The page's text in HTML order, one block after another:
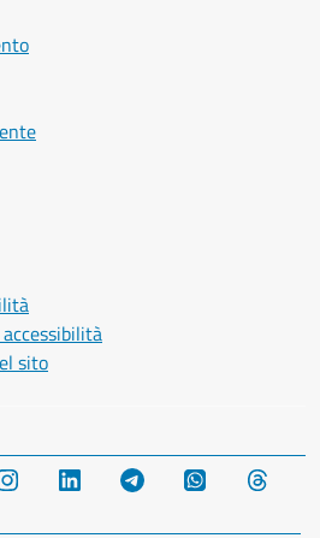
sito
Instagram LinkedIn Telegram WhatsApp